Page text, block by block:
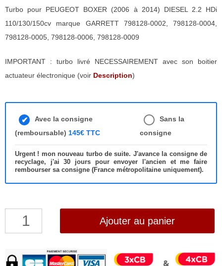
Turbo pour PEUGEOT BOXER (2006 à 2014) DIESEL 2.2 HDi
110/130/150cv marque GARRETT 798128-0002, 798128-0004,
798128-0005, 798128-0006, 798128-0009
IMPORTANT : turbo livré NECESSAIREMENT avec son boitier
actuateur électronique (voir Description)
Avec la consigne
(remboursable) 145€ TTC
Sans la
consigne
Urgent ! mon nouveau turbo de suite. J'avance la consigne de
recyclage, j'ai 30 jours pour envoyer l'ancien et me faire
rembourser sa consigne (France métropolitaine uniquement).
quantité
Peugeot
Ajouter au panier